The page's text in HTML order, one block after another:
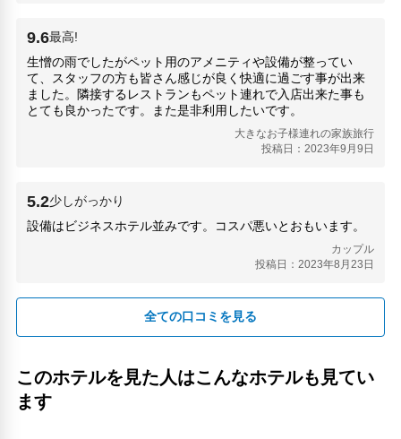
9.6最高!
生憎の雨でしたがペット用のアメニティや設備が整ってい
て、スタッフの方も皆さん感じが良く快適に過ごす事が出来
ました。隣接するレストランもペット連れで入店出来た事も
とても良かったです。また是非利用したいです。
大きなお子様連れの家族旅行
投稿日：2023年9月9日
5.2少しがっかり
設備はビジネスホテル並みです。コスパ悪いとおもいます。
カップル
投稿日：2023年8月23日
全ての口コミを見る
このホテルを見た人はこんなホテルも見てい
ます